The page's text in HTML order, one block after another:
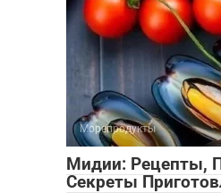
Морепродукты
Мидии: Рецепты,
Секреты